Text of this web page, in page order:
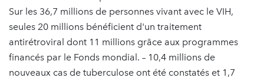
Sur les 36,7 millions de personnes vivant avec le VIH,
seules 20 millions bénéficient d'un traitement
antirétroviral dont 11 millions grâce aux programmes
financés par le Fonds mondial. – 10,4 millions de
nouveaux cas de tuberculose ont été constatés et 1,7